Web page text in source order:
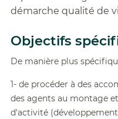
démarche qualité de
Objectifs
De manière plus
1- de procéder à des
des agents au montage
d'activité